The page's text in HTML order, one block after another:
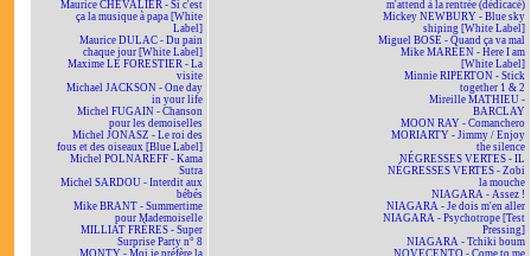
Maurice CHEVALIER - Si c'est
ça la musique à papa [White
Label]
Maurice DULAC - Du pain
chaque jour [White Label]
Maxime LE FORESTIER - La
visite
Michael JACKSON - One day
in your life
Michel FUGAIN - Chanson
pour les demoiselles
Michel JONASZ - Le roi des
fous et des oiseaux [Blue Label]
Michel POLNAREFF - Kama
Sutra
Michel SARDOU - Interdit aux
bébés
Mike BRANT - Summertime
pour Mademoiselle
MILLIAT FRÈRES - Super
Surprise Party n° 8
MONTY - Moi je préfère la
m'attend à la rentrée (dédicacé)
Mickey NEWBURY - Blue sky
shining [White Label]
Miguel BOSÉ - Quand ça va mal
Mike MAREEN - Here I am
[White Label]
Minnie RIPERTON - Stick
together 1 & 2
Mireille MATHIEU -
BARCLAY
MOON RAY - Comanchero
MORIARTY - Jimmy / Enjoy
the silence
NÉGRESSES VERTES - IL
NÉGRESSES VERTES - Zobi
la mouche
NIAGARA - Assez !
NIAGARA - Je dois m'en aller
NIAGARA - Psychotrope [Test
Pressing]
NIAGARA - Tchiki boum
NOVECENTO - Come to me